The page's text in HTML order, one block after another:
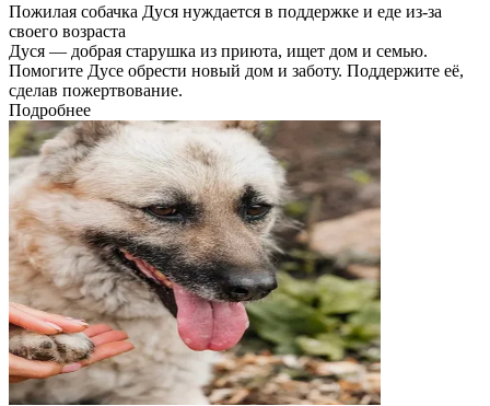
Пожилая собачка Дуся нуждается в поддержке и еде из-за
своего возраста
Дуся — добрая старушка из приюта, ищет дом и семью.
Помогите Дусе обрести новый дом и заботу. Поддержите её,
сделав пожертвование.
Подробнее